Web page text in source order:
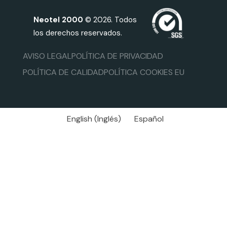
Neotel 2000 © 2026. Todos
los derechos reservados.
AVISO LEGALPOLÍTICA DE PRIVACIDAD
POLÍTICA DE CALIDADPOLÍTICA COOKIES EU
English (Inglés) Español